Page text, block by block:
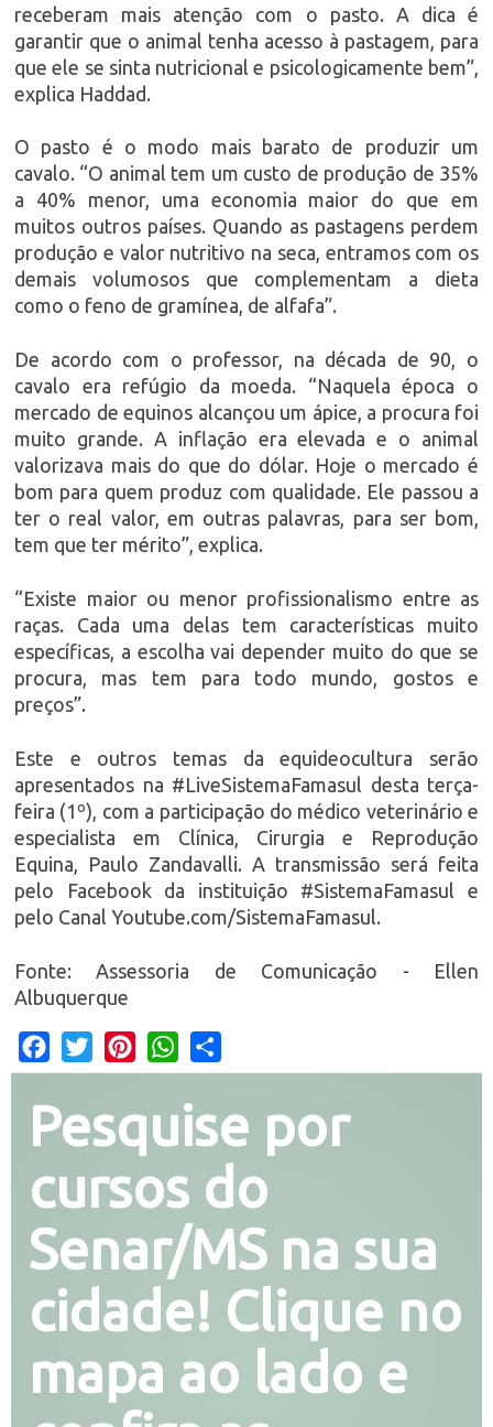
receberam mais atenção com o pasto. A dica é
garantir que o animal tenha acesso à pastagem, para
que ele se sinta nutricional e psicologicamente bem”,
explica Haddad.
O pasto é o modo mais barato de produzir um
cavalo. “O animal tem um custo de produção de 35%
a 40% menor, uma economia maior do que em
muitos outros países. Quando as pastagens perdem
produção e valor nutritivo na seca, entramos com os
demais volumosos que complementam a dieta
como o feno de gramínea, de alfafa”.
De acordo com o professor, na década de 90, o
cavalo era refúgio da moeda. “Naquela época o
mercado de equinos alcançou um ápice, a procura foi
muito grande. A inflação era elevada e o animal
valorizava mais do que do dólar. Hoje o mercado é
bom para quem produz com qualidade. Ele passou a
ter o real valor, em outras palavras, para ser bom,
tem que ter mérito”, explica.
“Existe maior ou menor profissionalismo entre as
raças. Cada uma delas tem características muito
específicas, a escolha vai depender muito do que se
procura, mas tem para todo mundo, gostos e
preços”.
Este e outros temas da equideocultura serão
apresentados na #LiveSistemaFamasul desta terça-
feira (1º), com a participação do médico veterinário e
especialista em Clínica, Cirurgia e Reprodução
Equina, Paulo Zandavalli. A transmissão será feita
pelo Facebook da instituição #SistemaFamasul e
pelo Canal Youtube.com/SistemaFamasul.
Fonte: Assessoria de Comunicação - Ellen
Albuquerque
Facebook
Twitter PinterestWhatsApp
Pesquise por
cursos do
Senar/MS na sua
cidade! Clique no
mapa ao lado e